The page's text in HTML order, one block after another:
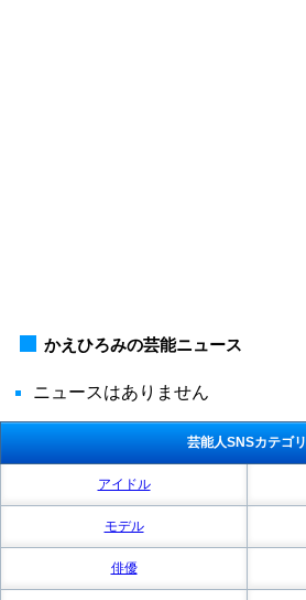
かえひろみの芸能ニュース
ニュースはありません
芸能人SNSカテゴリ
アイドル
モデル
俳優